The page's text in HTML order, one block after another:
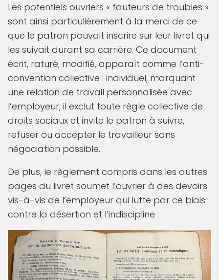
Les potentiels ouvriers « fauteurs de troubles »
sont ainsi particulièrement à la merci de ce
que le patron pouvait inscrire sur leur livret qui
les suivait durant sa carrière. Ce document
écrit, raturé, modifié, apparaît comme l’anti-
convention collective : individuel, marquant
une relation de travail personnalisée avec
l’employeur, il exclut toute règle collective de
droits sociaux et invite le patron à suivre,
refuser ou accepter le travailleur sans
négociation possible.
De plus, le règlement compris dans les autres
pages du livret soumet l’ouvrier à des devoirs
vis-à-vis de l’employeur qui lutte par ce biais
contre la désertion et l’indiscipline :